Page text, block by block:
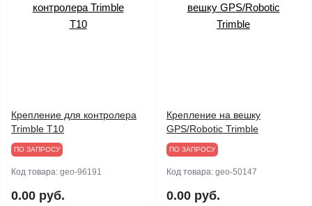
Крепление для контролера
Trimble T10
ПО ЗАПРОСУ
Код товара: geo-96191
0.00 руб.
Крепление на вешку
GPS/Robotic Trimble
ПО ЗАПРОСУ
Код товара: geo-50147
0.00 руб.